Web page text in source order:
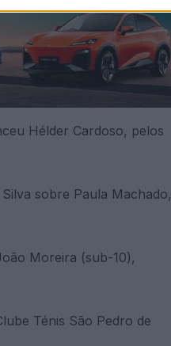
Hélder Cardoso, pelos
sobre Paula Machado,
Moreira (sub-10),
Ténis São Pedro de